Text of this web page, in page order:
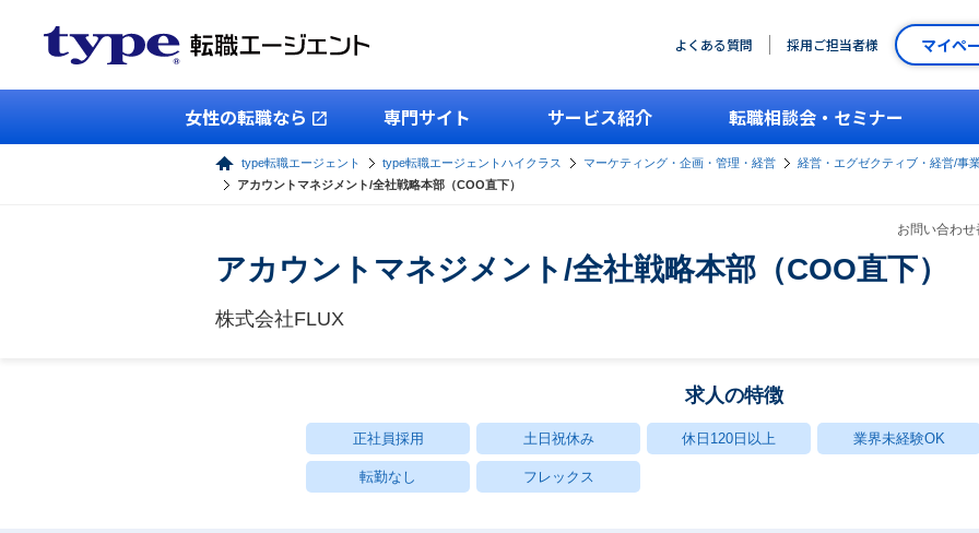
よくある質問 採用ご担当者様 マイペ
女性の転職なら 専門サイト サービス紹介 転職相談会・セミナー
type転職エージェント type転職エージェントハイクラス マーケティング・企画・管理・経営 経営・エグゼクティブ・経営/事
アカウントマネジメント/全社戦略本部（COO直下）
お問い合わ
アカウントマネジメント/全社戦略本部（COO直下）
株式会社FLUX
求人の特徴
正社員採用 土日祝休み 休日120日以上 業界未経験OK
転勤なし フレックス